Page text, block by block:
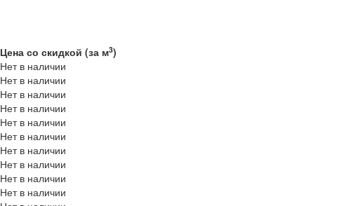
Цена со скидкой (за м3)
Нет в наличии
Нет в наличии
Нет в наличии
Нет в наличии
Нет в наличии
Нет в наличии
Нет в наличии
Нет в наличии
Нет в наличии
Нет в наличии